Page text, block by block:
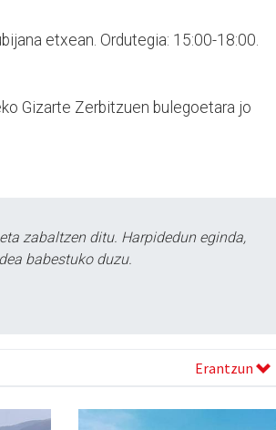
etxean. Ordutegia: 15:00-18:00.
Gizarte Zerbitzuen bulegoetara jo
zabaltzen ditu. Harpidedun eginda,
babestuko duzu.
Erantzun